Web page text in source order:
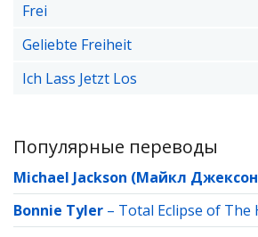
Frei
Geliebte Freiheit
Ich Lass Jetzt Los
Популярные переводы
Michael Jackson (Майкл
Bonnie Tyler – Total Eclipse of The